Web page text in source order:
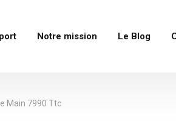
Notre mission Le Blog
Main 7990 Ttc